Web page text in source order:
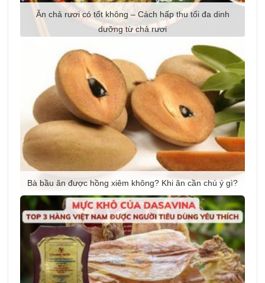
Ăn chả rươi có tốt không – Cách hấp thu tối đa dinh
dưỡng từ chả rươi
Bà bầu ăn được hồng xiêm không? Khi ăn cần chú ý gì?
Bà bầu ăn thịt trâu gác bếp được không? Tác dụng của
trâu gác bếp